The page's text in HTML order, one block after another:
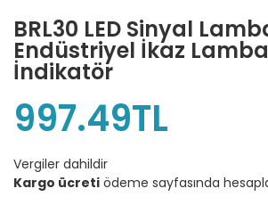
BRL30 LED Sinyal
Endüstriyel İkaz
İndikatör
997.49TL
Vergiler dahildir
Kargo ücreti ödeme sayfasında